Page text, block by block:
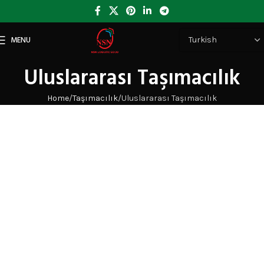
MENU
Uluslararası Taşımacılık
Home Taşımacılık Uluslararası Taşımacılık